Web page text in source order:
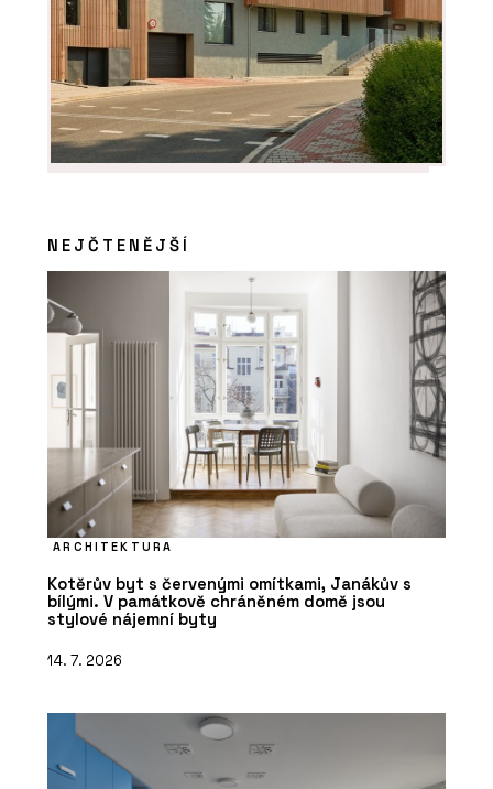
NEJČTENĚJŠÍ
ARCHITEKTURA
Kotěrův byt s červenými omítkami, Janákův s
bílými. V památkově chráněném domě jsou
stylové nájemní byty
14. 7. 2026